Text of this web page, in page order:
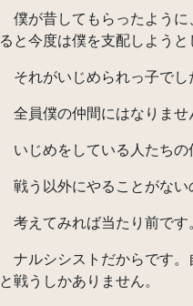
僕が昔してもらったように
ると今度は僕を支配しようと
それがいじめられっ子でし
全員僕の仲間にはなりませ
いじめをしている人たちの
戦う以外にやることがない
考えてみれば当たり前です。
ナルシシストだからです。
と戦うしかありません。